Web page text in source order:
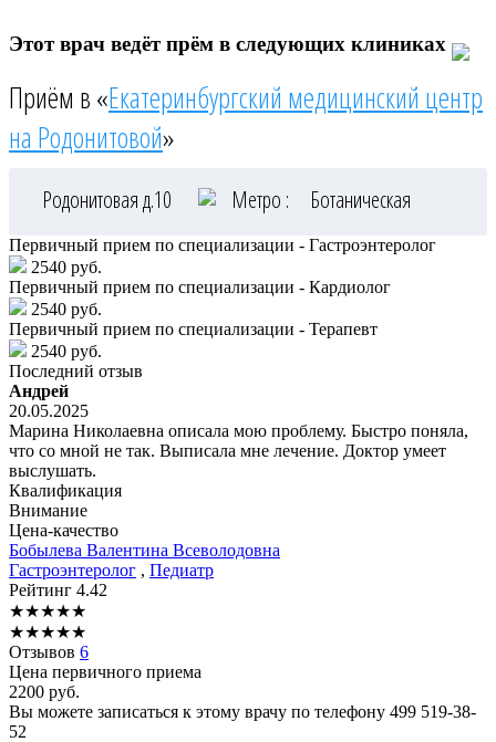
Этот врач ведёт прём в следующих клиниках
Приём в «Екатеринбургский медицинский центр
на Родонитовой»
Родонитовая д.10 Метро : Ботаническая
Первичный прием по специализации - Гастроэнтеролог
2540 руб.
Первичный прием по специализации - Кардиолог
2540 руб.
Первичный прием по специализации - Терапевт
2540 руб.
Последний отзыв
Андрей
20.05.2025
Марина Николаевна описала мою проблему. Быстро поняла,
что со мной не так. Выписала мне лечение. Доктор умеет
выслушать.
Квалификация
Внимание
Цена-качество
Бобылева Валентина Всеволодовна
Гастроэнтеролог , Педиатр
Рейтинг 4.42
★★★★★
★★★★★
Отзывов 6
Цена первичного приема
2200 руб.
Вы можете записаться к этому врачу по телефону 499 519-38-
52